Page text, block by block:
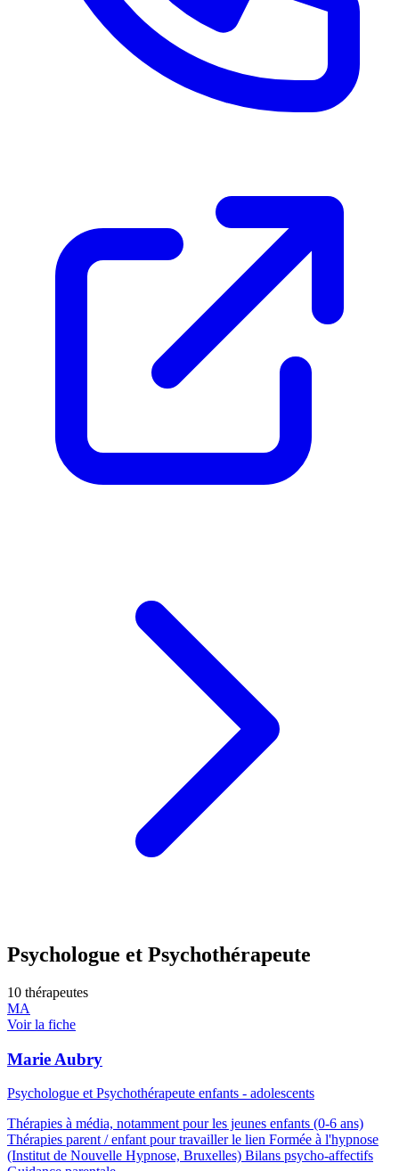
Psychologue et Psychothérapeute
10 thérapeutes
MA
Voir la fiche
Marie Aubry
Psychologue et Psychothérapeute enfants - adolescents
Thérapies à média, notamment pour les jeunes enfants (0-6 ans)
Thérapies parent / enfant pour travailler le lien Formée à l'hypnose
(Institut de Nouvelle Hypnose, Bruxelles) Bilans psycho-affectifs